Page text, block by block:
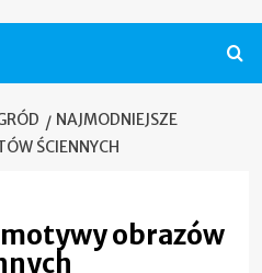
NAJMODNIEJSZE
ŚCIENNYCH
obrazów